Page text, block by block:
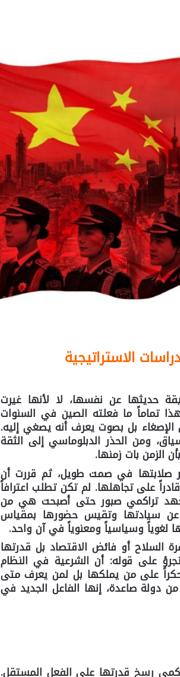
الاستراتيجية
حديثها عن نفسها، لا لأنها غيرت
تماماً ما فعلته الصين في السنوات
الإصغاء بل بصوت يعرف أنه يصغي إليه.
ومن الحذر الدبلوماسي إلى الثقة
الزمن بات زمنها.
صلابتها في صمت طويل، ثم قررت أن
على تجاهلها. لم تكن تطلب اعترافاً
بجهد تراكمي صبور حتى أصبحت هي من
عن سيادتها وتقيس حضورها بمقياس
لغوياً وسياسياً ومعنوياً في آن واحد.
السلاح أو فائض الاقتصاد بل قدرتها
على قوله: أن الشرعية في النظام
حكراً على من يملكها بل لمن يعرف متى
دولة صاعدة، إنها الفاعل الجديد في
رسخ قدرتها على الفعل المستقل.